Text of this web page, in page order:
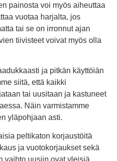
painosta voi myös aiheuttaa
vuotaa harjalta, jos
tai se on irronnut ajan
tiivisteet voivat myös olla
ja pitkän käyttöiän
siitä, että kaikki
tai uusitaan ja kastuneet
Näin varmistamme
yläpohjaan asti.
peltikaton korjaustöitä
ja vuotokorjaukset sekä